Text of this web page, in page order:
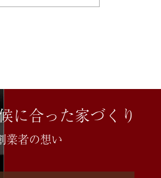
に合った家づくり
業者の想い